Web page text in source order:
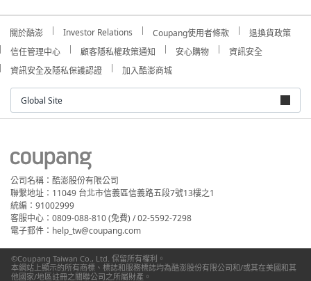
關於酷澎 Investor Relations Coupang使用者條款
退換貨政策
信任管理中心
顧客隱私權政策通知 安心購物
資訊安全
資訊安全及隱私保護認證
加入酷澎商城
Global Site
公司名稱：酷澎股份有限公司
聯繫地址：11049 台北市信義區信義路五段7號13樓之1
統編：91002999
客服中心：0809-088-810 (免費) / 02-5592-7298
電子郵件：help_tw@coupang.com
©Coupang Taiwan Co., Ltd. 保留所有權利。
本網站上顯示的所有商標、標誌和服務標誌均為酷澎股份有限公司和/或其在美國和其
他國家/地區註冊之關聯公司之所屬財產。